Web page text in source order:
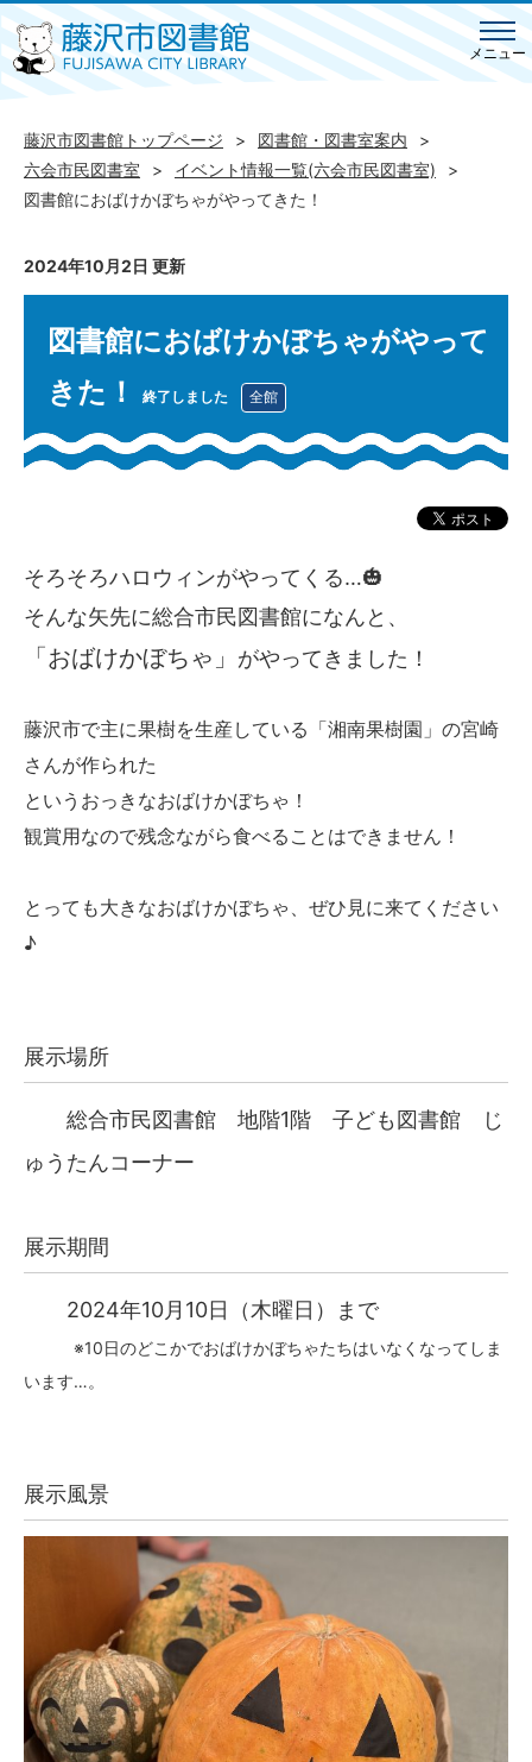
メニュー
藤沢市図書館トップページ
図書館・図書室案内
六会市民図書室
イベント情報一覧(六会市民図書室)
図書館におばけかぼちゃがやってきた！
2024年10月2日 更新
図書館におばけかぼちゃがやって
きた！
終了しました 全館
そろそろハロウィンがやってくる…🎃
そんな矢先に総合市民図書館になんと、
「おばけかぼちゃ」 がやってきました！
藤沢市で主に果樹を生産している「湘南果樹園」の宮崎
さんが作られた
というおっきなおばけかぼちゃ！
観賞用なので残念ながら食べることはできません！
とっても大きなおばけかぼちゃ、ぜひ見に来てください
♪
展示場所
総合市民図書館 地階1階 子ども図書館 じ
ゅうたんコーナー
展示期間
2024年10月10日（木曜日）まで
※10日のどこかでおばけかぼちゃたちはいなくなってしま
います…。
展示風景